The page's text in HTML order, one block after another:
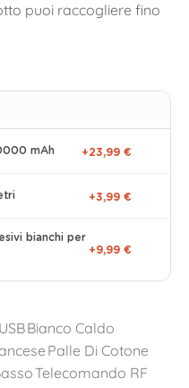
puoi raccogliere fino
mAh +23,99 €
+3,99 €
bianchi per
+9,99 €
Bianco Caldo
Palle Di Cotone
Telecomando RF